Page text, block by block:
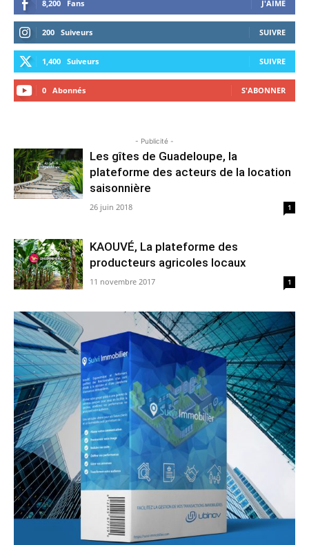
8,200 Fans J'AIME
200 Suiveurs SUIVRE
1,400 Suiveurs SUIVRE
0 Abonnés S'ABONNER
- Publicité -
Les gîtes de Guadeloupe, la
plateforme des acteurs de la location
saisonnière
26 juin 2018 1
KAOUVÉ, La plateforme des
producteurs agricoles locaux
11 novembre 2017 1